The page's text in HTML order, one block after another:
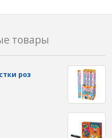
товары
роз